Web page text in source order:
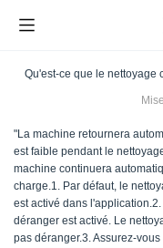
Qu'est-ce que le nettoyage
"La machine retournera
est faible pendant le
machine continuera
charge.1. Par défaut, le
est activé dans
déranger est activé. Le
pas déranger.3. Assurez-